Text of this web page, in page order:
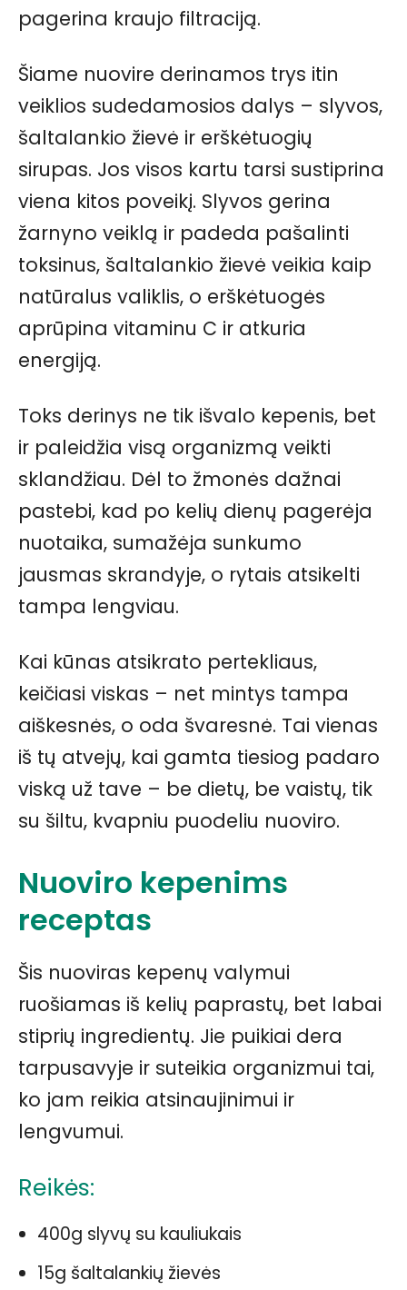
pagerina kraujo filtraciją.
Šiame nuovire derinamos trys itin
veiklios sudedamosios dalys – slyvos,
šaltalankio žievė ir erškėtuogių
sirupas. Jos visos kartu tarsi sustiprina
viena kitos poveikį. Slyvos gerina
žarnyno veiklą ir padeda pašalinti
toksinus, šaltalankio žievė veikia kaip
natūralus valiklis, o erškėtuogės
aprūpina vitaminu C ir atkuria
energiją.
Toks derinys ne tik išvalo kepenis, bet
ir paleidžia visą organizmą veikti
sklandžiau. Dėl to žmonės dažnai
pastebi, kad po kelių dienų pagerėja
nuotaika, sumažėja sunkumo
jausmas skrandyje, o rytais atsikelti
tampa lengviau.
Kai kūnas atsikrato pertekliaus,
keičiasi viskas – net mintys tampa
aiškesnės, o oda švaresnė. Tai vienas
iš tų atvejų, kai gamta tiesiog padaro
viską už tave – be dietų, be vaistų, tik
su šiltu, kvapniu puodeliu nuoviro.
Nuoviro kepenims
receptas
Šis nuoviras kepenų valymui
ruošiamas iš kelių paprastų, bet labai
stiprių ingredientų. Jie puikiai dera
tarpusavyje ir suteikia organizmui tai,
ko jam reikia atsinaujinimui ir
lengvumui.
Reikės:
400g slyvų su kauliukais
15g šaltalankių žievės